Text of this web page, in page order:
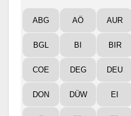
ABG AÖ AUR
BGL BI BIR
COE DEG DEU
DON DÜW EI